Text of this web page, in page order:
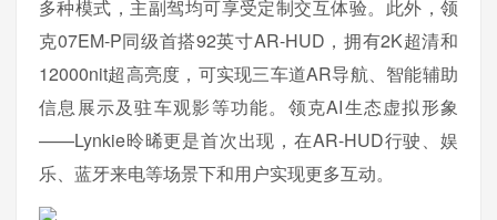
多种模式，主副驾均可享受定制交互体验。此外，领
克07EM-P同级首搭92英寸AR-HUD，拥有2K超清和
12000nit超高亮度，可实现三车道AR导航、智能辅助
信息展示及驻车观影等功能。领克AI生态虚拟形象
——Lynkie昤晞更是首次出现，在AR-HUD行驶、娱
乐、蓝牙来电等场景下和用户实现更多互动。